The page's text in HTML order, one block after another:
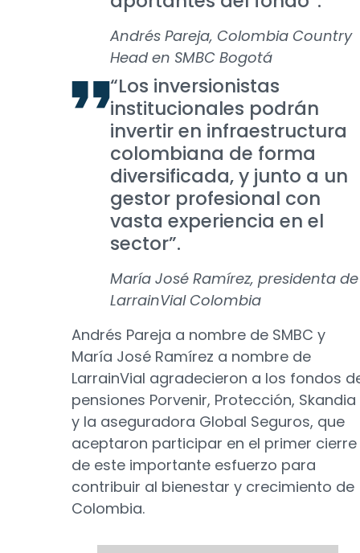
Andrés Pareja, Colombia Country
Head en SMBC Bogotá
“Los inversionistas
institucionales podrán
invertir en infraestructura
colombiana de forma
diversificada, y junto a un
gestor profesional con
vasta experiencia en el
sector”.
María José Ramírez, presidenta de
LarrainVial Colombia
Andrés Pareja a nombre de SMBC y
María José Ramírez a nombre de
LarrainVial agradecieron a los fondos
pensiones Porvenir, Protección, Skandia
y la aseguradora Global Seguros, que
aceptaron participar en el primer cierre
de este importante esfuerzo para
contribuir al bienestar y crecimiento de
Colombia.